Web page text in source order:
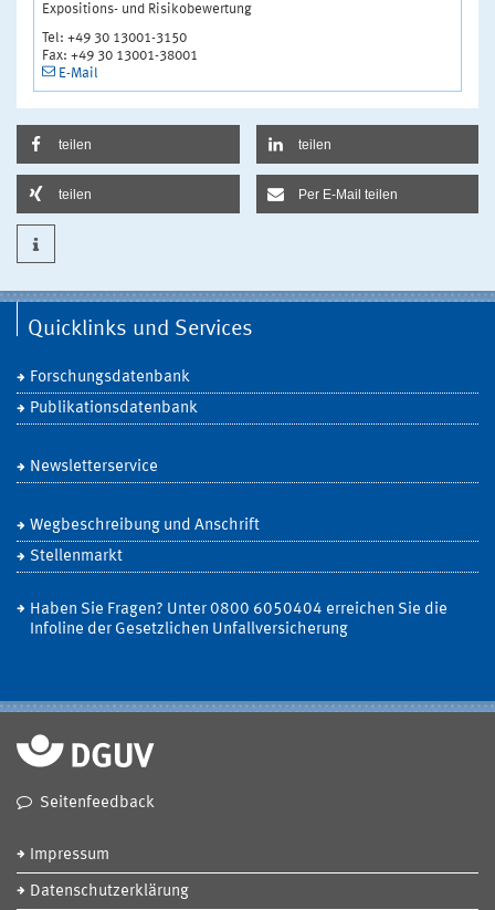
Expositions- und Risikobewertung
Tel: +49 30 13001-3150
Fax: +49 30 13001-38001
E-Mail
teilen teilen
teilen Per E-Mail teilen
Quicklinks und Services
Forschungsdatenbank
Publikationsdatenbank
Newsletterservice
Wegbeschreibung und Anschrift
Stellenmarkt
Haben Sie Fragen? Unter 0800 6050404 erreichen Sie die
Infoline der Gesetzlichen Unfallversicherung
Seitenfeedback
Impressum
Datenschutzerklärung